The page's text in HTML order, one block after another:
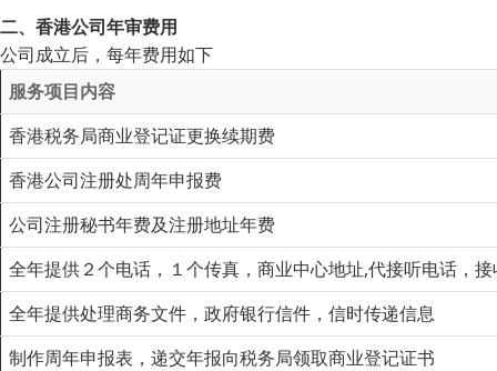
二、香港公司年审费用
公司成立后，每年费用如下
服务项目内容
香港税务局商业登记证更换续期费
香港公司注册处周年申报费
公司注册秘书年费及注册地址年费
全年提供２个电话，１个传真，商业中心地址,代接听电话，
全年提供处理商务文件，政府银行信件，信时传递信息
制作周年申报表，递交年报向税务局领取商业登记证书